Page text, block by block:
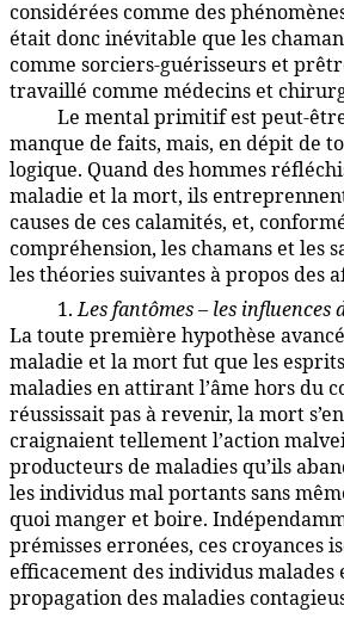
considérées comme des
était donc inévitable que les
comme sorciers-guérisseurs et
travaillé comme médecins et
Le mental primitif est peut-
manque de faits, mais, en dépit de
logique. Quand des hommes
maladie et la mort, ils
causes de ces calamités, et,
compréhension, les chamans et les
les théories suivantes à propos des
1.Les fantômes – les influences
La toute première hypothèse
maladie et la mort fut que les
maladies en attirant l’âme hors du
réussissait pas à revenir, la mort
craignaient tellement l’action
producteurs de maladies qu’ils
les individus mal portants sans
quoi manger et boire.
prémisses erronées, ces croyances
efficacement des individus malades
propagation des maladies